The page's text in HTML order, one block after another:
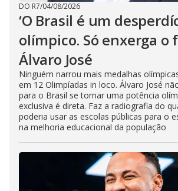
DO R7/04/08/2026
‘O Brasil é um
olímpico. Só enxerga o
Álvaro José
Ninguém narrou mais medalhas
em 12 Olimpíadas in loco. Álvaro José
para o Brasil se tornar uma potência
exclusiva é direta. Faz a radiografia do
poderia usar as escolas públicas para o
na melhoria educacional da população